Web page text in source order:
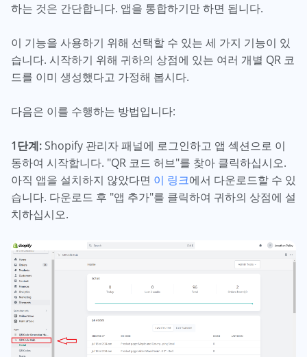
하는 것은 간단합니다. 앱을 통합하기만 하면 됩니다.
이 기능을 사용하기 위해 선택할 수 있는 세 가지 기능이 있
습니다. 시작하기 위해 귀하의 상점에 있는 여러 개별 QR 코
드를 이미 생성했다고 가정해 봅시다.
다음은 이를 수행하는 방법입니다:
1단계: Shopify 관리자 패널에 로그인하고 앱 섹션으로 이
동하여 시작합니다. "QR 코드 허브"를 찾아 클릭하십시오.
아직 앱을 설치하지 않았다면 이 링크에서 다운로드할 수 있
습니다. 다운로드 후 "앱 추가"를 클릭하여 귀하의 상점에 설
치하십시오.